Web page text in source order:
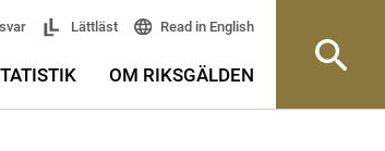
Lättläst Read in English
OM RIKSGÄLDEN